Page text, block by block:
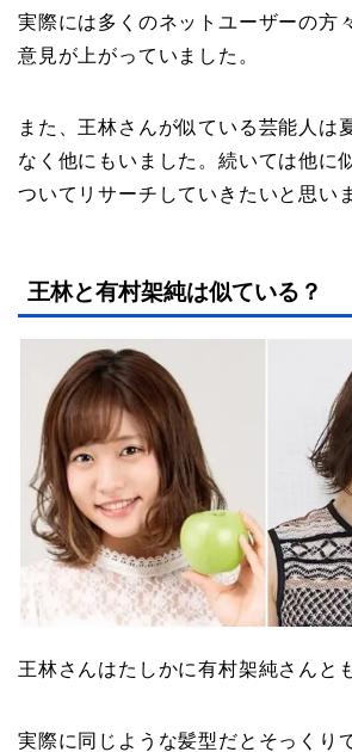
実際には多くのネットユーザーの方
意見が上がっていました。
また、王林さんが似ている芸能人は
なく他にもいました。続いては他に
ついてリサーチしていきたいと思い
王林と有村架純は似ている？
王林さんはたしかに有村架純さんと
実際に同じような髪型だとそっくり